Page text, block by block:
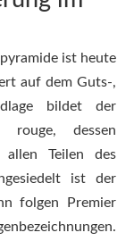
ist heute
auf dem Guts-,
bildet der
rouge, dessen
allen Teilen des
ist der
folgen Premier